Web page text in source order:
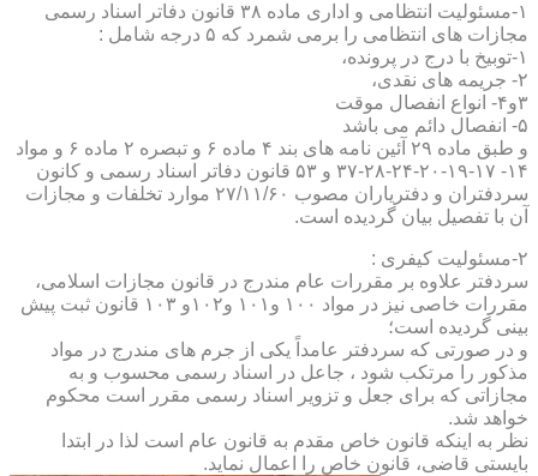
۱-مسئولیت انتظامی و اداری ماده ۳۸ قانون دفاتر اسناد رسمی
مجازات های انتظامی را برمی شمرد که ۵ درجه شامل :
۱-توبیخ با درج در پرونده،
۲- جریمه های نقدی،
۳و۴- انواع انفصال موقت
۵- انفصال دائم می باشد
و طبق ماده ۲۹ آئین نامه های بند ۴ ماده ۶ و تبصره ۲ ماده ۶ و مواد
۱۴- ۱۷-۱۹-۲۰-۲۴-۲۸-۳۷ و ۵۳ قانون دفاتر اسناد رسمی و کانون
سردفتران و دفتریاران مصوب ۲۷/۱۱/۶۰ موارد تخلفات و مجازات
آن با تفصیل بیان گردیده است.
۲-مسئولیت کیفری :
سردفتر علاوه بر مقررات عام مندرج در قانون مجازات اسلامی،
مقررات خاصی نیز در مواد ۱۰۰ و۱۰۱ و۱۰۲و ۱۰۳ قانون ثبت پیش
بینی گردیده است؛
و در صورتی که سردفتر عامداً یکی از جرم های مندرج در مواد
مذکور را مرتکب شود ، جاعل در اسناد رسمی محسوب و به
مجازاتی که برای جعل و تزویر اسناد رسمی مقرر است محکوم
خواهد شد.
نظر به اینکه قانون خاص مقدم به قانون عام است لذا در ابتدا
بایستی قاضی، قانون خاص را اعمال نماید.